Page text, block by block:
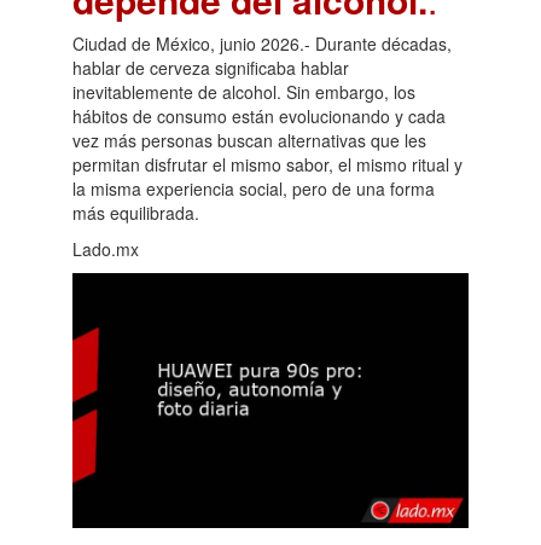
Ciudad de México, junio 2026.- Durante décadas,
hablar de cerveza significaba hablar
inevitablemente de alcohol. Sin embargo, los
hábitos de consumo están evolucionando y cada
vez más personas buscan alternativas que les
permitan disfrutar el mismo sabor, el mismo ritual y
la misma experiencia social, pero de una forma
más equilibrada.
Lado.mx